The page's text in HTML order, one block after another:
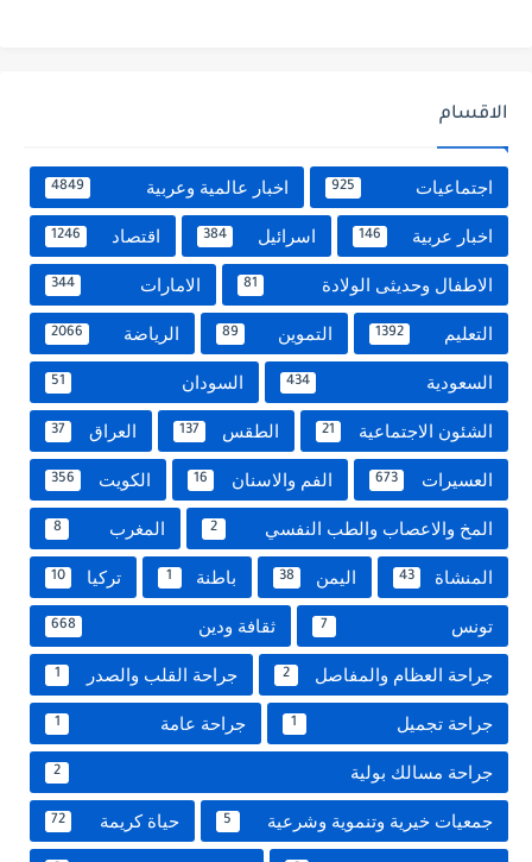
الاقسام
اجتماعيات 925 اخبار عالمية وعربية 4849
اخبار عربية 146 اسرائيل 384 اقتصاد 1246
الاطفال وحديثى الولادة 81 الامارات 344
التعليم 1392 التموين 89 الرياضة 2066
السعودية 434 السودان 51
الشئون الاجتماعية 21 الطقس 137 العراق 37
العسيرات 673 الفم والاسنان 16 الكويت 356
المخ والاعصاب والطب النفسي 2 المغرب 8
المنشاة 43 اليمن 38 باطنة 1 تركيا 10
تونس 7 ثقافة ودين 668
جراحة العظام والمفاصل 2 جراحة القلب والصدر 1
جراحة تجميل 1 جراحة عامة 1
جراحة مسالك بولية 2
جمعيات خيرية وتنموية وشرعية 5 حياة كريمة 72